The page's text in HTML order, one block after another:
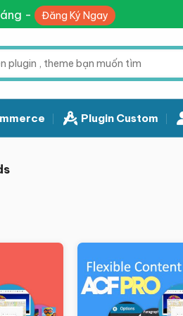
- Đăng Ký Ngay
Plugin Custom